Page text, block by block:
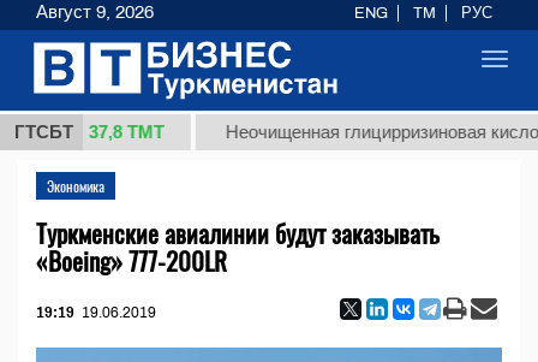
ГТСБТ
37,8 ТМТ Неочищенная глицирризиновая кислота
Экономика
Туркменские авиалинии будут заказывать
«Boeing» 777-200LR
19:19 19.06.2019
Август 9, 2026 ENG TM РУС